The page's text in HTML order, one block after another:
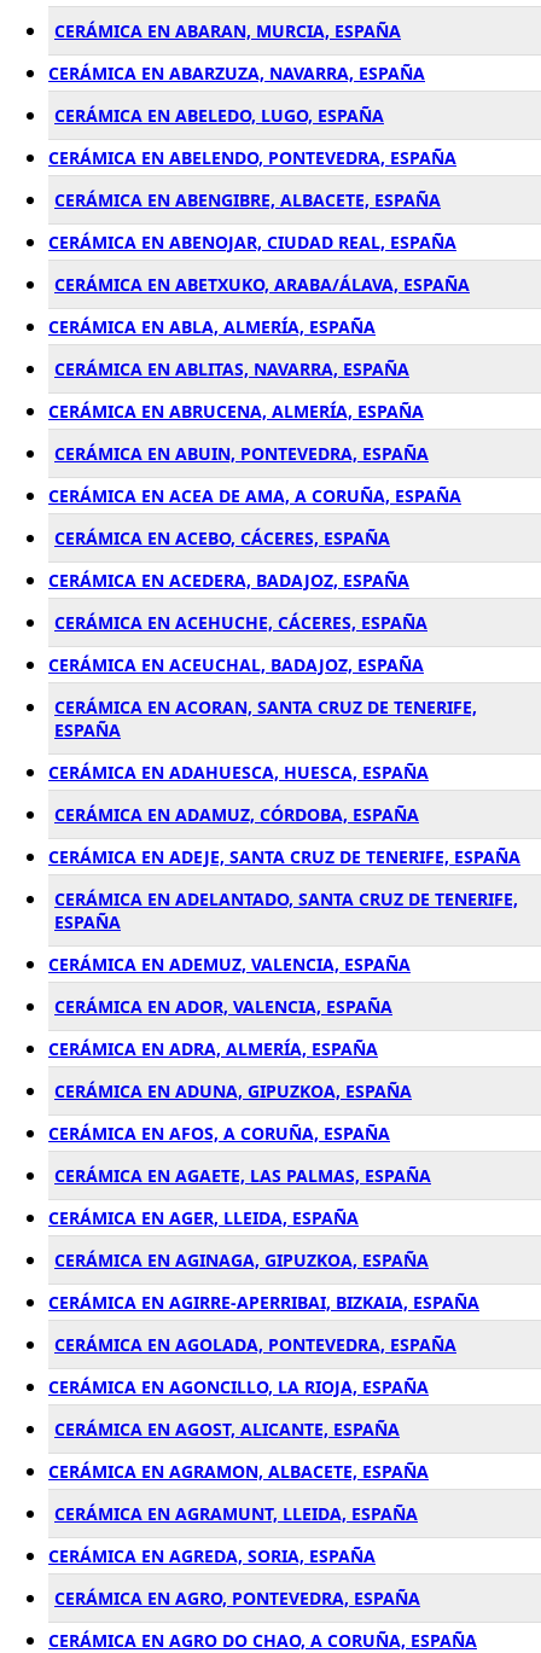
CERÁMICA EN ABARAN, MURCIA, ESPAÑA
CERÁMICA EN ABARZUZA, NAVARRA, ESPAÑA
CERÁMICA EN ABELEDO, LUGO, ESPAÑA
CERÁMICA EN ABELENDO, PONTEVEDRA, ESPAÑA
CERÁMICA EN ABENGIBRE, ALBACETE, ESPAÑA
CERÁMICA EN ABENOJAR, CIUDAD REAL, ESPAÑA
CERÁMICA EN ABETXUKO, ARABA/ÁLAVA, ESPAÑA
CERÁMICA EN ABLA, ALMERÍA, ESPAÑA
CERÁMICA EN ABLITAS, NAVARRA, ESPAÑA
CERÁMICA EN ABRUCENA, ALMERÍA, ESPAÑA
CERÁMICA EN ABUIN, PONTEVEDRA, ESPAÑA
CERÁMICA EN ACEA DE AMA, A CORUÑA, ESPAÑA
CERÁMICA EN ACEBO, CÁCERES, ESPAÑA
CERÁMICA EN ACEDERA, BADAJOZ, ESPAÑA
CERÁMICA EN ACEHUCHE, CÁCERES, ESPAÑA
CERÁMICA EN ACEUCHAL, BADAJOZ, ESPAÑA
CERÁMICA EN ACORAN, SANTA CRUZ DE TENERIFE,
ESPAÑA
CERÁMICA EN ADAHUESCA, HUESCA, ESPAÑA
CERÁMICA EN ADAMUZ, CÓRDOBA, ESPAÑA
CERÁMICA EN ADEJE, SANTA CRUZ DE TENERIFE, ESPAÑA
CERÁMICA EN ADELANTADO, SANTA CRUZ DE TENERIFE,
ESPAÑA
CERÁMICA EN ADEMUZ, VALENCIA, ESPAÑA
CERÁMICA EN ADOR, VALENCIA, ESPAÑA
CERÁMICA EN ADRA, ALMERÍA, ESPAÑA
CERÁMICA EN ADUNA, GIPUZKOA, ESPAÑA
CERÁMICA EN AFOS, A CORUÑA, ESPAÑA
CERÁMICA EN AGAETE, LAS PALMAS, ESPAÑA
CERÁMICA EN AGER, LLEIDA, ESPAÑA
CERÁMICA EN AGINAGA, GIPUZKOA, ESPAÑA
CERÁMICA EN AGIRRE-APERRIBAI, BIZKAIA, ESPAÑA
CERÁMICA EN AGOLADA, PONTEVEDRA, ESPAÑA
CERÁMICA EN AGONCILLO, LA RIOJA, ESPAÑA
CERÁMICA EN AGOST, ALICANTE, ESPAÑA
CERÁMICA EN AGRAMON, ALBACETE, ESPAÑA
CERÁMICA EN AGRAMUNT, LLEIDA, ESPAÑA
CERÁMICA EN AGREDA, SORIA, ESPAÑA
CERÁMICA EN AGRO, PONTEVEDRA, ESPAÑA
CERÁMICA EN AGRO DO CHAO, A CORUÑA, ESPAÑA